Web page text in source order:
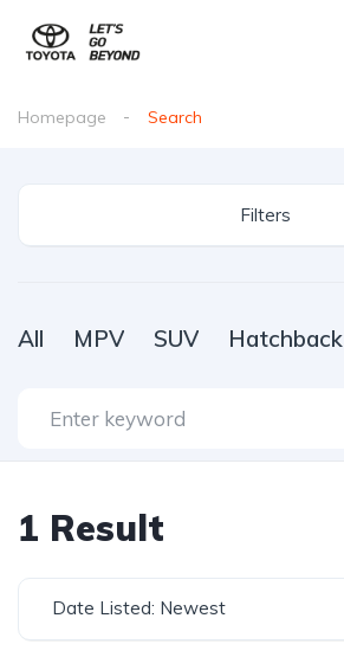
Homepage Search
Filters
All MPV SUV Hatchback
1 Result
Date Listed: Newest